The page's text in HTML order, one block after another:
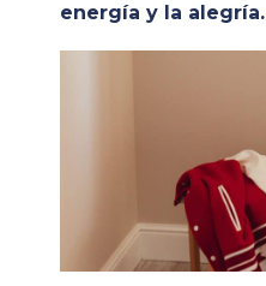
energía y la alegría.